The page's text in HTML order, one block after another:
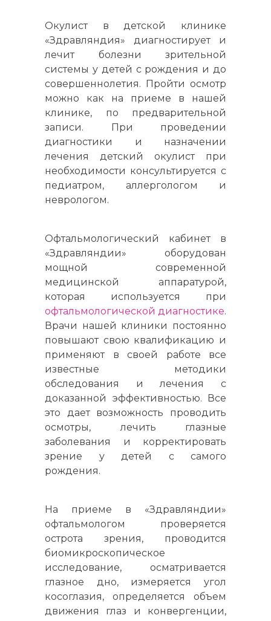
Окулист в детской клинике
«Здравляндия» диагностирует и
лечит болезни зрительной
системы у детей с рождения и до
совершеннолетия. Пройти осмотр
можно как на приеме в нашей
клинике, по предварительной
записи. При проведении
диагностики и назначении
лечения детский окулист при
необходимости консультируется с
педиатром, аллергологом и
неврологом.
Офтальмологический кабинет в
«Здравляндии» оборудован
мощной современной
медицинской аппаратурой,
которая используется при
офтальмологической диагностике.
Врачи нашей клиники постоянно
повышают свою квалификацию и
применяют в своей работе все
известные методики
обследования и лечения с
доказанной эффективностью. Все
это дает возможность проводить
осмотры, лечить глазные
заболевания и корректировать
зрение у детей с самого
рождения.
На приеме в «Здравляндии»
офтальмологом проверяется
острота зрения, проводится
биомикроскопическое
исследование, осматривается
глазное дно, измеряется угол
косоглазия, определяется объем
движения глаз и конвергенции,